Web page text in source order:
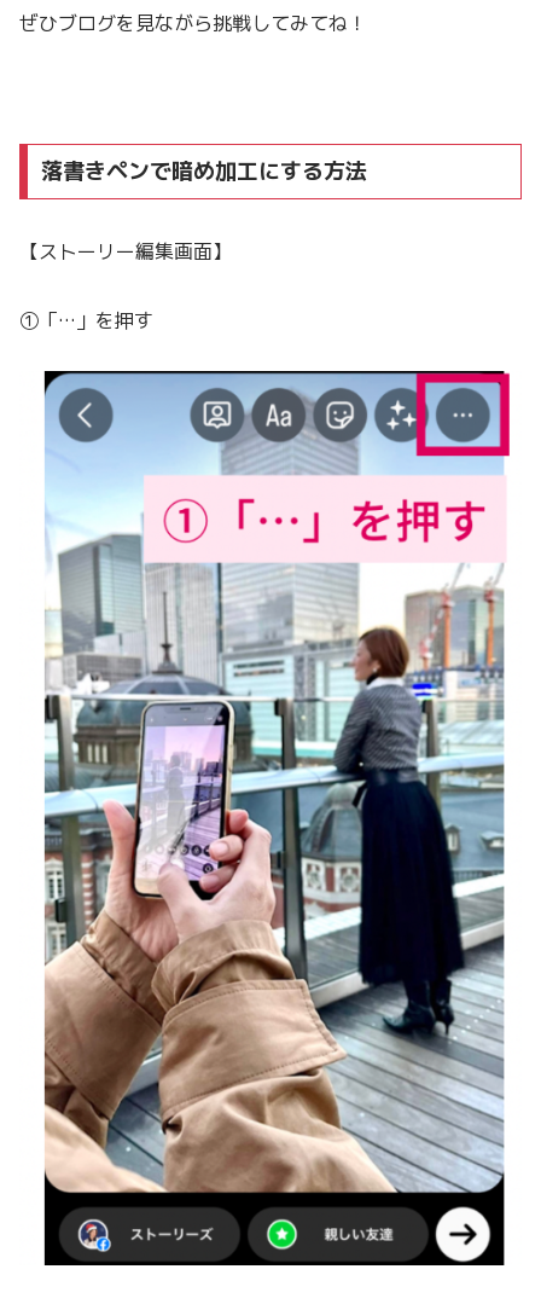
ぜひブログを見ながら挑戦してみてね！
落書きペンで暗め加工にする方法
【ストーリー編集画面】
①「…」を押す